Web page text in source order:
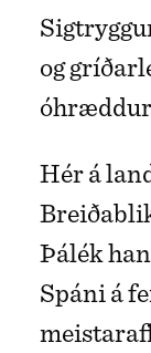
og
Hér á
Þálék
Spáni á